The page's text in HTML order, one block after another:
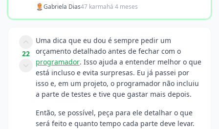
Gabriela Dias47 karmahá 4 meses
22
Uma dica que eu dou é sempre pedir um
orçamento detalhado antes de fechar com o
programador. Isso ajuda a entender melhor o que
está incluso e evita surpresas. Eu já passei por
isso e, em um projeto, o programador não incluiu
a parte de testes e tive que gastar mais depois.
Então, se possível, peça para ele detalhar o que
será feito e quanto tempo cada parte deve levar.